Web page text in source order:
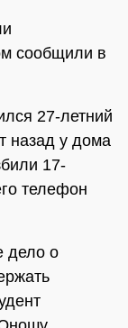
сообщили в
27-летний
назад у дома
17-
телефон
дело о